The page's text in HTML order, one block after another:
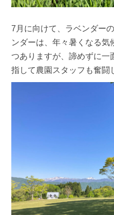
7月に向けて、ラベンダー
ンダーは、年々暑くなる気
つありますが、諦めずに一
指して農園スタッフも奮闘